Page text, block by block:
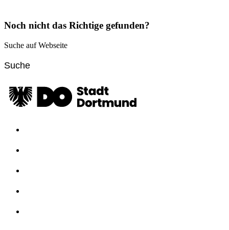
Noch nicht das Richtige gefunden?
Suche auf Webseite